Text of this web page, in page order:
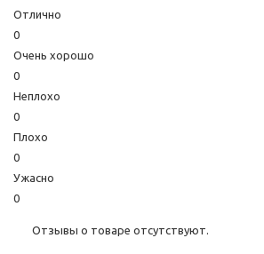
Отлично
0
Очень хорошо
0
Неплохо
0
Плохо
0
Ужасно
0
Отзывы о товаре отсутствуют.